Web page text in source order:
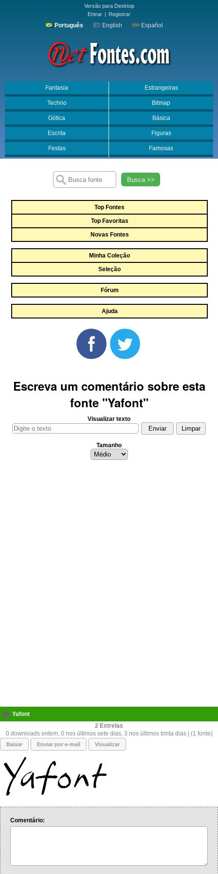
Versão para Desktop
Entrar | Registrar
Português English Español
Fantasia Estrangeiras
Techno Bitmap
Gótica Básica
Escrita Figuras
Festas Famosas
Busca >>
Top Fontes
Top Favoritas
Novas Fontes
Minha Coleção
Seleção
Fórum
Ajuda
Escreva um comentário sobre esta
fonte "Yafont"
Visualizar texto
Tamanho
Yafont
2
0 downloads ontem, 0 nos últimos sete dias, 3 nos últimos trinta dias | (1 fonte)
Baixar Enviar por e-mail Visualizar
Comentário: